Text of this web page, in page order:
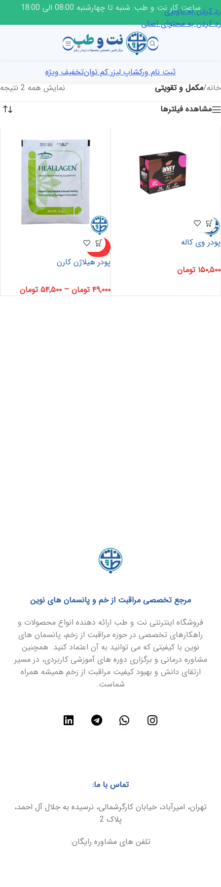
رد کردن به ناوبری
رد کردن به محتوای اصلی
ساعت کار نت و طب: شنبه تا چهارشنبه 08:00 الی 18:00
ثبت نام ورکشاپ لیزر کم توانتخفیف ویژه
خانه/مکمل و تقویتی
نمایش همه 2 نتیجه
مشاهده فیلترها
پودر وی کاله
۱۵۰,۵۰۰ تومان
ناموجو
د
پودر هیلاژن کارن
۴۹,۰۰۰ تومان – ۵۴,۵۰۰ تومان
مرجع تخصصی مراقبت از خم و پانسمان های نوین
فروشگاه اینترنتی نت و طب ارائه دهنده انواع محصولات و
راهکارهای تخصصی در حوزه مراقبت از زخم، پانسمان های
نوین با کیفیتی که می توانید به آن اعتماد کنید. همچنین
مشاوره درمانی و برگزاری دوره های آموزشی کاربردی، در مسیر
ارتقای دانش و بهبود کیفیت مراقبت از زخم همیشه همراه
شماست.
تماس با ما:
تهران، امیرآباد، خیابان کارگرشمالی، نرسیده به جلال آل احمد،
پلاک 2
تلفن های مشاوره رایگان: